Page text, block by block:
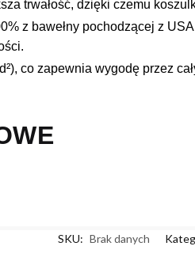
trwałość, dzięki czemu
z bawełny pochodzącej z
co zapewnia wygodę przez
SKU: Brak danych